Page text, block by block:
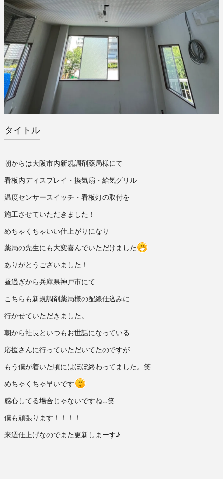
タイトル
朝からは大阪市内新規調剤薬局様にて
看板内ディスプレイ・換気扇・給気グリル
温度センサースイッチ・看板灯の取付を
施工させていただきました！
めちゃくちゃいい仕上がりになり
薬局の先生にも大変喜んでいただけました
ありがとうございました！
昼過ぎから兵庫県神戸市にて
こちらも新規調剤薬局様の配線仕込みに
行かせていただきました。
朝から社長といつもお世話になっている
応援さんに行っていただいてたのですが
もう僕が着いた頃にはほぼ終わってました。笑
めちゃくちゃ早いです
感心してる場合じゃないですね…笑
僕も頑張ります！！！！
来週仕上げなのでまた更新しまーす♪